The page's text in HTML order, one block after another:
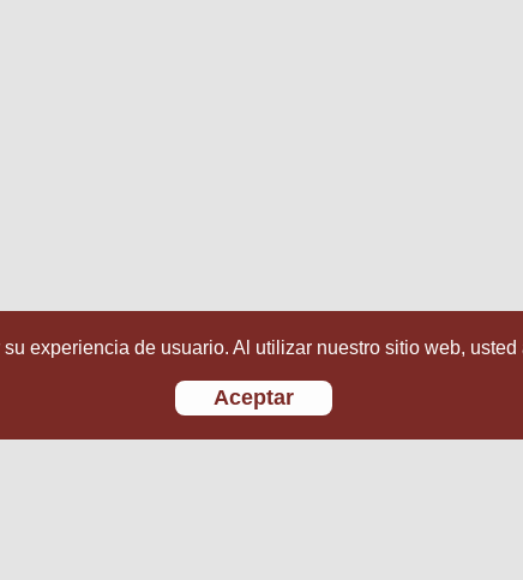
experiencia de usuario. Al utilizar nuestro sitio web,
Aceptar